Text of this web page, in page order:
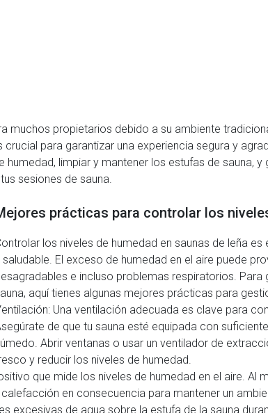
muchos propietarios debido a su ambiente
para garantizar una experiencia segura y
limpiar y mantener los estufas de sauna,
sesiones de sauna.
prácticas para controlar los
los niveles de humedad en saunas de leña
saludable. El exceso de humedad en el aire puede
e incluso problemas respiratorios. Para
aquí tienes algunas mejores prácticas para
Una ventilación adecuada es clave para
de que tu sauna esté equipada con
Abrir ventanas o usar un ventilador de
y reducir los niveles de humedad.
que mide los niveles de humedad en el aire. Al
en consecuencia para mantener un
excesivas de agua sobre la estufa de la sauna